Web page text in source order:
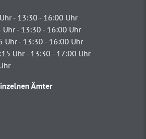
- 13:30 - 16:00 Uhr
- 13:30 - 16:00 Uhr
Uhr - 13:30 - 16:00 Uhr
Uhr - 13:30 - 17:00 Uhr
Ämter